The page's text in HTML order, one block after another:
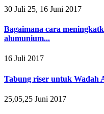
30 Juli 25, 16 Juni 2017
Bagaimana cara
alumunium...
16 Juli 2017
Tabung riser untuk Wadah
25,05,25 Juni 2017